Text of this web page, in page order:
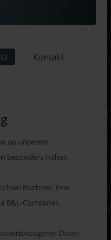
Kontakt
an unserem
besonders hohen
Büchner. Eine
B&L-Computer,
Daten